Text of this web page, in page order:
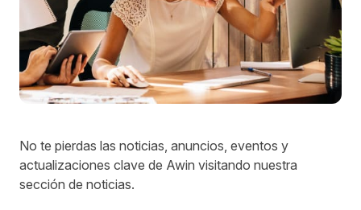
No te pierdas las noticias, anuncios, eventos y
actualizaciones clave de Awin visitando nuestra
sección de noticias.